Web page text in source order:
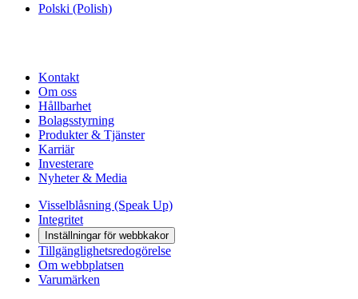
Polski (Polish)
Kontakt
Om oss
Hållbarhet
Bolagsstyrning
Produkter & Tjänster
Karriär
Investerare
Nyheter & Media
Visselblåsning (Speak Up)
Integritet
Inställningar för webbkakor
Tillgänglighetsredogörelse
Om webbplatsen
Varumärken